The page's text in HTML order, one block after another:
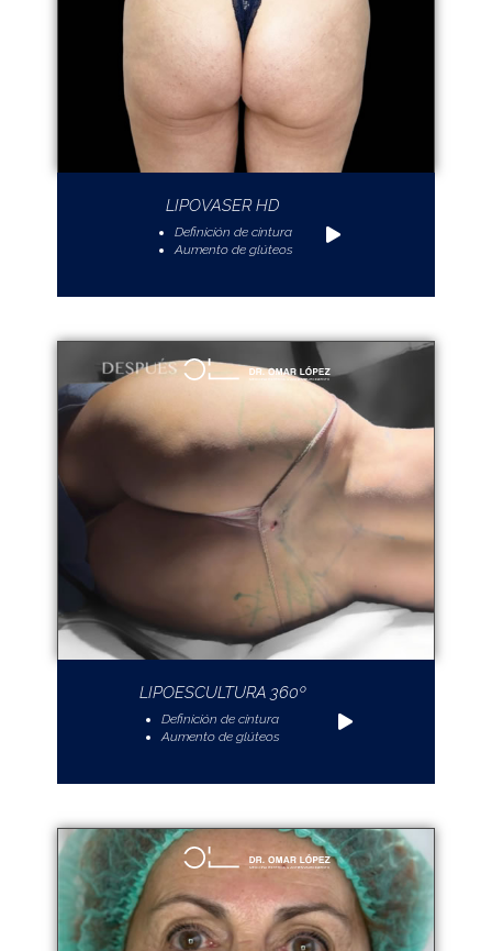
LIPOVASER HD
Definición de cintura
Aumento de glúteos
LIPOESCULTURA 360º
Definición de cintura
Aumento de glúteos